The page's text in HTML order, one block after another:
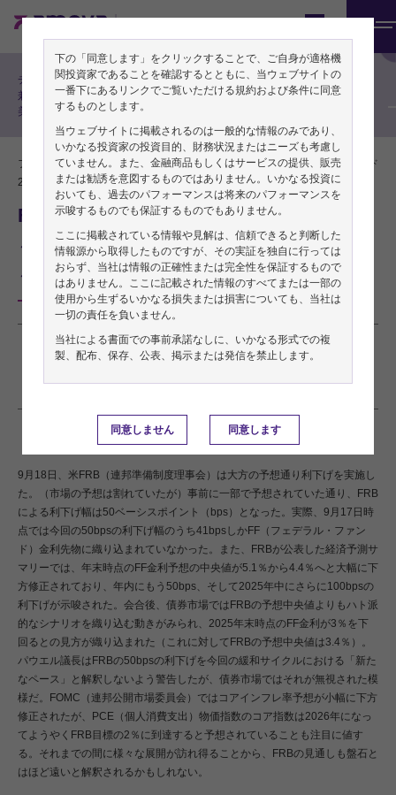
ニ
フィンク直美の投資戦略
チーフ・グローバル・ストラテジスト
兼チーフ・エコノミスト フィンク直
美によるリサーチレポート
フィンク直美／チーフ・グローバル・ストラテジスト
2024年10月15日
PDFをダウンロード
FRB利下げが物語る現在の金融情勢
～金融緩和の規模は金融市場の体力を示している
～
本稿は2024年9月26日発行の英語レポート「
What the Fed’s rate cut tells us
9月18日、米FRB（連邦準備制度理事会）は大方の予想通り利下げを実施し
た。（市場の予想は割れていたが）事前に一部で予想されていた通り、FRB
による利下げ幅は50ベーシスポイント（bps）となった。実際、9月17日時
点では今回の50bpsの利下げ幅のうち41bpsしかFF（フェデラル・ファン
ド）金利先物に織り込まれていなかった。また、FRBが公表した経済予測サ
マリーでは、年末時点のFF金利予想の中央値が5.1％から4.4％へと大幅に下
方修正されており、年内にもう50bps、そして2025年中にさらに100bpsの
利下げが示唆された。会合後、債券市場ではFRBの予想中央値よりもハト派
的なシナリオを織り込む動きがみられ、2025年末時点のFF金利が3％を下
回るとの見方が織り込まれた（これに対してFRBの予想中央値は3.4％）。
パウエル議長はFRBの50bpsの利下げを今回の緩和サイクルにおける「新た
なペース」と解釈しないよう警告したが、債券市場ではそれが無視された模
様だ。FOMC（連邦公開市場委員会）ではコアインフレ率予想が小幅に下方
修正されたが、PCE（個人消費支出）物価指数のコア指数は2026年になっ
てようやくFRB目標の2％に到達すると予想されていることも注目に値す
る。それまでの間に様々な展開が訪れ得ることから、FRBの見通しも盤石と
はほど遠いと解釈されるかもしれない。
下の「同意します」をクリックすることで、ご自身が適格機
関投資家であることを確認するとともに、当ウェブサイトの
一番下にあるリンクでご覧いただける規約および条件に同意
するものとします。
当ウェブサイトに掲載されるのは一般的な情報のみであり、
いかなる投資家の投資目的、財務状況またはニーズも考慮し
ていません。また、金融商品もしくはサービスの提供、販売
または勧誘を意図するものではありません。いかなる投資に
おいても、過去のパフォーマンスは将来のパフォーマンスを
示唆するものでも保証するものでもありません。
ここに掲載されている情報や見解は、信頼できると判断した
情報源から取得したものですが、その実証を独自に行っては
おらず、当社は情報の正確性または完全性を保証するもので
はありません。ここに記載された情報のすべてまたは一部の
使用から生ずるいかなる損失または損害についても、当社は
一切の責任を負いません。
当社による書面での事前承諾なしに、いかなる形式での複
製、配布、保存、公表、掲示または発信を禁止します。
同意しません 同意します